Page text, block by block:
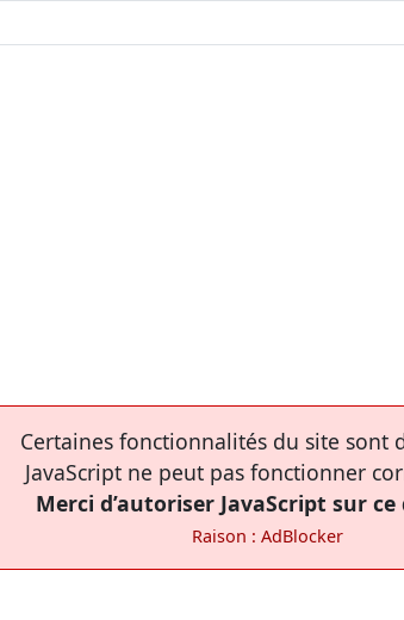
Certaines fonctionnalités du site sont
JavaScript ne peut pas fonctionner
Merci d’autoriser JavaScript sur
Raison : AdBlocker